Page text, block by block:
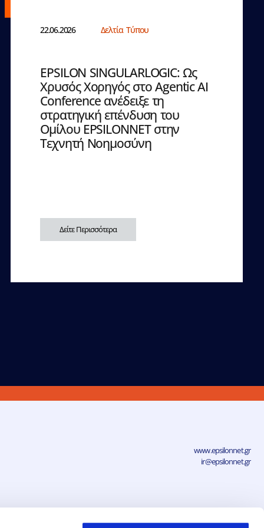
22.06.2026 Δελτία Τύπου
EPSILON SINGULARLOGIC: Ως
Χρυσός Χορηγός στο Agentic AI
Conference ανέδειξε τη
στρατηγική επένδυση του
Ομίλου EPSILONNET στην
Τεχνητή Νοημοσύνη
Δείτε Περισσότερα
www.epsilonnet.gr
ir@epsilonnet.gr